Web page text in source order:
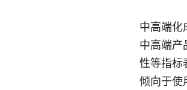
中高端化
中高端产
性等指标
倾向于使